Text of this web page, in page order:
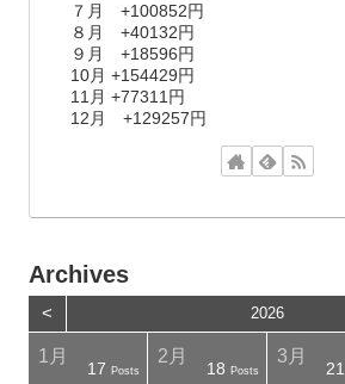
７月 +100852円
８月 +40132円
９月 +18596円
10月 +154429円
11月 +77311円
12月 +129257円
Archives
< 2026
1月
17 Posts
2月
18 Posts
3月
21